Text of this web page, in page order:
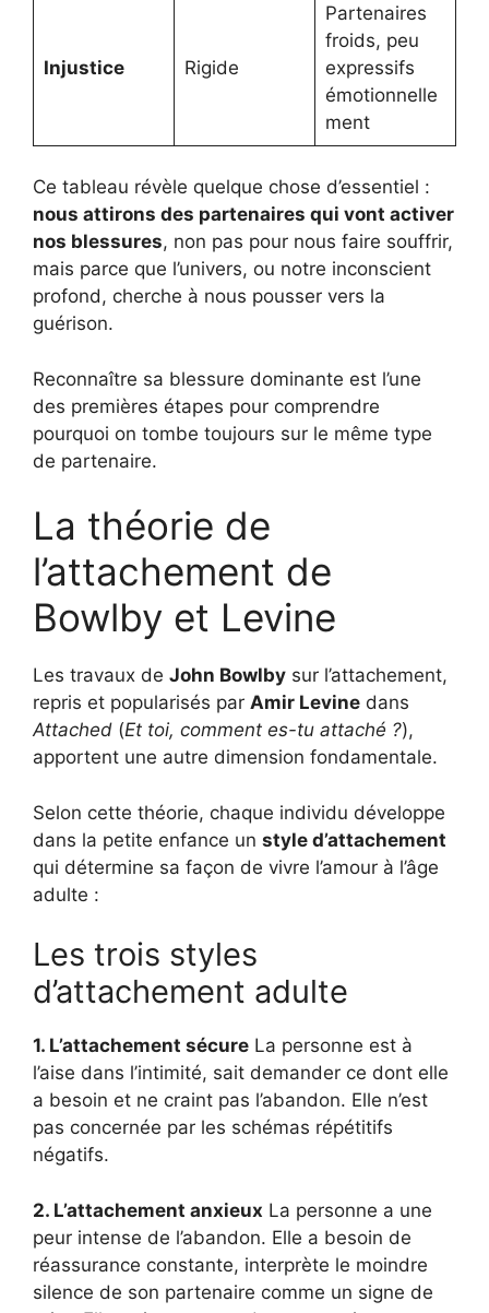
Injustice Rigide
Partenaires
froids, peu
expressifs
émotionnelle
ment
Ce tableau révèle quelque chose d’essentiel :
nous attirons des partenaires qui vont activer
nos blessures, non pas pour nous faire souffrir,
mais parce que l’univers, ou notre inconscient
profond, cherche à nous pousser vers la
guérison.
Reconnaître sa blessure dominante est l’une
des premières étapes pour comprendre
pourquoi on tombe toujours sur le même type
de partenaire.
La théorie de
l’attachement de
Bowlby et Levine
Les travaux de John Bowlby sur l’attachement,
repris et popularisés par Amir Levine dans
Attached (Et toi, comment es-tu attaché ?),
apportent une autre dimension fondamentale.
Selon cette théorie, chaque individu développe
dans la petite enfance un style d’attachement
qui détermine sa façon de vivre l’amour à l’âge
adulte :
Les trois styles
d’attachement adulte
1. L’attachement sécure La personne est à
l’aise dans l’intimité, sait demander ce dont elle
a besoin et ne craint pas l’abandon. Elle n’est
pas concernée par les schémas répétitifs
négatifs.
2. L’attachement anxieux La personne a une
peur intense de l’abandon. Elle a besoin de
réassurance constante, interprète le moindre
silence de son partenaire comme un signe de